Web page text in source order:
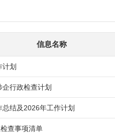
信息名称
划
行政检查计划
结及2026年工作计划
查事项清单